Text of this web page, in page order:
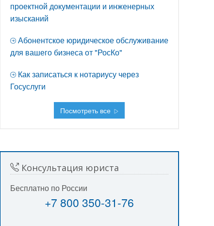
проектной документации и инженерных
изысканий
Абонентское юридическое обслуживание
для вашего бизнеса от "РосКо"
Как записаться к нотариусу через
Госуслуги
Посмотреть все
Консультация юриста
Бесплатно по России
+7 800 350-31-76